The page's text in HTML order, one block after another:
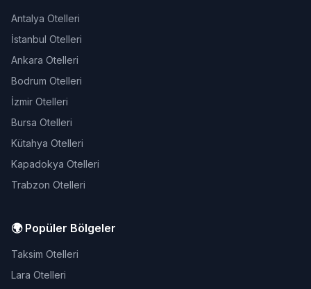
Antalya Otelleri
İstanbul Otelleri
Ankara Otelleri
Bodrum Otelleri
İzmir Otelleri
Bursa Otelleri
Kütahya Otelleri
Kapadokya Otelleri
Trabzon Otelleri
🌍 Popüler Bölgeler
Taksim Otelleri
Lara Otelleri